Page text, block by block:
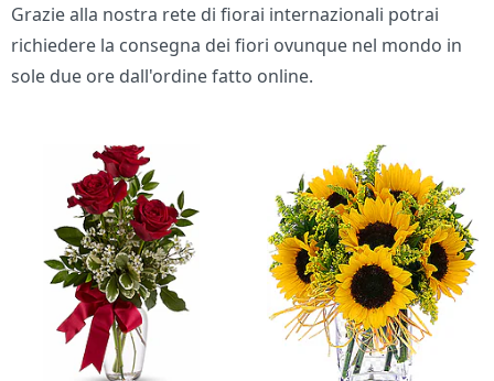
Grazie alla nostra rete di fiorai internazionali potrai
richiedere la consegna dei fiori ovunque nel mondo in
sole due ore dall'ordine fatto online.
Bouquet di fiori